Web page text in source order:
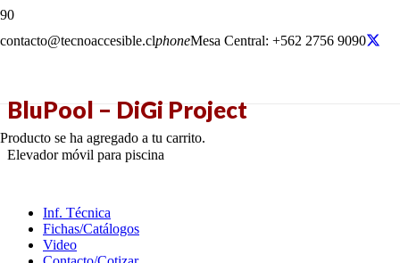
contacto@tecnoaccesible.clphoneMesa Central: +562 2756 9090
Producto se ha agregado a tu carrito.
BluPool – DiGi Project
Elevador móvil para piscina
Inf. Técnica
Fichas/Catálogos
Video